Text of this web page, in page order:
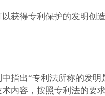
获得专利保护的发明创
指出“专利法所称的发
内容，按照专利法的要